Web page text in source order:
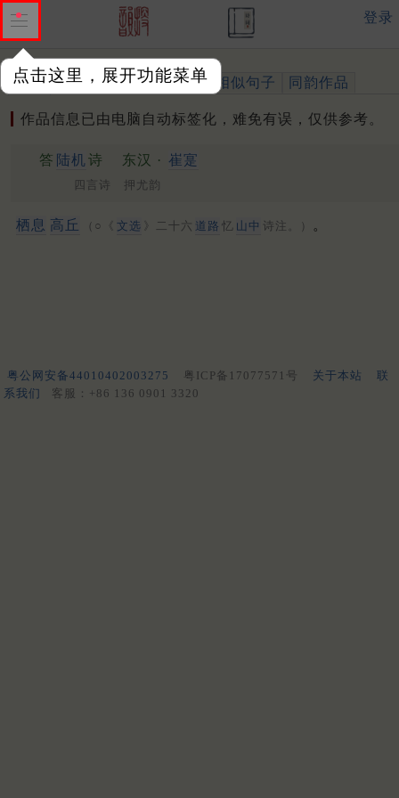
点击这里，展开功能菜单
登录
作品 标注四声 出处、引用 相似句子 同韵作品
作品信息已由电脑自动标签化，难免有误，仅供参考。
答 陆机诗 东汉 · 崔寔
四言诗 押尤韵
栖息 高丘 （○《 文选 》二十六 道路 忆 山中 诗注。） 。
粤公网安备44010402003275 粤ICP备17077571号 关于本站
联
系我们
客服：+86 136 0901 3320